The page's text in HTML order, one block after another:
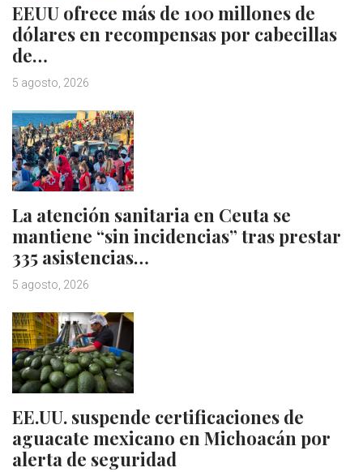
EEUU ofrece más de 100 millones de
dólares en recompensas por cabecillas
de…
5 agosto, 2026
La atención sanitaria en Ceuta se
mantiene “sin incidencias” tras prestar
335 asistencias…
5 agosto, 2026
EE.UU. suspende certificaciones de
aguacate mexicano en Michoacán por
alerta de seguridad